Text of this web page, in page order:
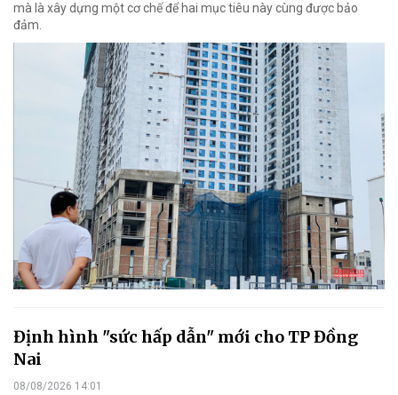
mà là xây dựng một cơ chế để hai mục tiêu này cùng được bảo
đảm.
Định hình "sức hấp dẫn" mới cho TP Đồng
Nai
08/08/2026 14:01